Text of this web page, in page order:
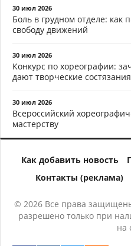
30 июл 2026
Боль в грудном отделе:
свободу движений
30 июл 2026
Конкурс по хореографии:
дают творческие состязания
30 июл 2026
Всероссийский
мастерству
Как добавить новость
Контакты (реклама)
© 2026 Все права
разрешено только при
на